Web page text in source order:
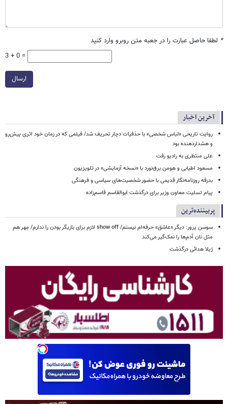
* لطفا حاصل عبارت را در جعبه متن روبرو وارد کنید
3 + 0 =
ارسال
آخرین اخبار
روایت تاریخی «لباس شخصی» با حذفیات دچار تحریف شد/ فیلمی که در زمان خود اثری پیش‌رو
و هشداردهنده بود
علی منتظری به رادیو رفت
مسعود اطیابی و هومن برق‌نورد با «نسخه آزمایشی» در تلویزیون
بدرقه روزنامه‌نگار قدیمی با حضور شخصیت‌های سیاسی و فرهنگی
پیام تسلیت معاون وزیر برای درگذشت ابوالقاسم قاسم‌زاده
پربیننده‌ترین
سوسن پرور: دیگر «عاشق» حرفه‌ام نیستم/ show off لازم برای بازیگر بودن را ندارم/ مِهر هم
مثل نان آدم‌ها را نمک‌گیر می‌کند
ژیلا هدائی درگذشت